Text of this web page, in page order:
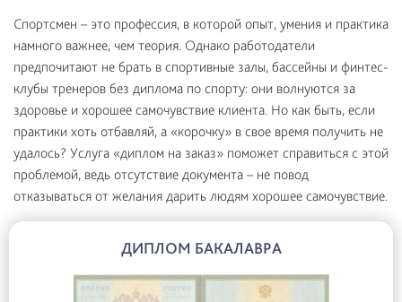
Спортсмен – это профессия, в которой опыт, умения и практика
намного важнее, чем теория. Однако работодатели
предпочитают не брать в спортивные залы, бассейны и финтес-
клубы тренеров без диплома по спорту: они волнуются за
здоровье и хорошее самочувствие клиента. Но как быть, если
практики хоть отбавляй, а «корочку» в свое время получить не
удалось? Услуга «диплом на заказ» поможет справиться с этой
проблемой, ведь отсутствие документа – не повод
отказываться от желания дарить людям хорошее самочувствие.
ДИПЛОМ БАКАЛАВРА